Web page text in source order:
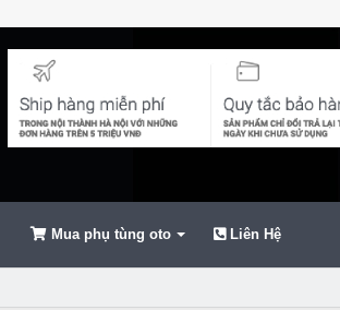
Mua phụ tùng oto Liên Hệ